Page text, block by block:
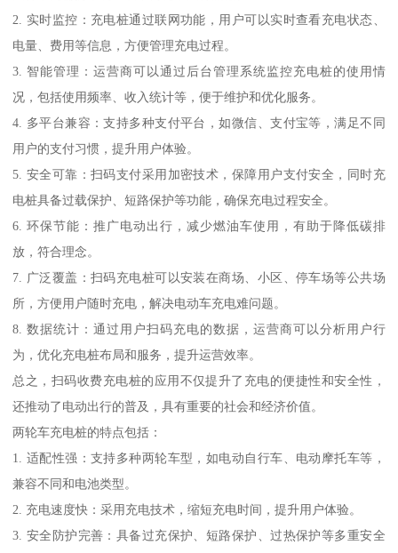
2. 实时监控：充电桩通过联网功能，用户可以实时查看充电状态、
电量、费用等信息，方便管理充电过程。
3. 智能管理：运营商可以通过后台管理系统监控充电桩的使用情
况，包括使用频率、收入统计等，便于维护和优化服务。
4. 多平台兼容：支持多种支付平台，如微信、支付宝等，满足不同
用户的支付习惯，提升用户体验。
5. 安全可靠：扫码支付采用加密技术，保障用户支付安全，同时充
电桩具备过载保护、短路保护等功能，确保充电过程安全。
6. 环保节能：推广电动出行，减少燃油车使用，有助于降低碳排
放，符合理念。
7. 广泛覆盖：扫码充电桩可以安装在商场、小区、停车场等公共场
所，方便用户随时充电，解决电动车充电难问题。
8. 数据统计：通过用户扫码充电的数据，运营商可以分析用户行
为，优化充电桩布局和服务，提升运营效率。
总之，扫码收费充电桩的应用不仅提升了充电的便捷性和安全性，
还推动了电动出行的普及，具有重要的社会和经济价值。
两轮车充电桩的特点包括：
1. 适配性强：支持多种两轮车型，如电动自行车、电动摩托车等，
兼容不同和电池类型。
2. 充电速度快：采用充电技术，缩短充电时间，提升用户体验。
3. 安全防护完善：具备过充保护、短路保护、过热保护等多重安全